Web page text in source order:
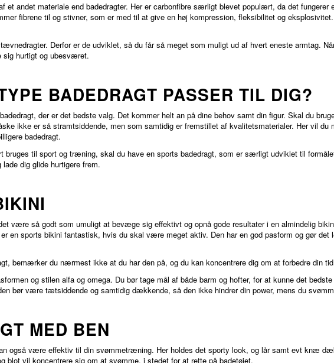
et andet materiale end badedragter. Her er carbonfibre særligt blevet populært, da det
fibrene til og stivner, som er med til at give en høj kompression, fleksibilitet og
Derfor er de udviklet, så du får så meget som muligt ud af hvert eneste armtag.
hurtigt og ubesværet.
BADEDRAGT PASSER TIL DIG?
der er det bedste valg. Det kommer helt an på dine behov samt din figur. Skal du
ikke er så stramtsiddende, men som samtidig er fremstillet af kvalitetsmaterialer. Her vil
badedragt.
bruges til sport og træning, skal du have en sports badedragt, som er særligt udviklet til
dig glide hurtigere frem.
være så godt som umuligt at bevæge sig effektivt og opnå gode resultater i en almindelig
en sports bikini fantastisk, hvis du skal være meget aktiv. Den har en god pasform og gør
bemærker du nærmest ikke at du har den på, og du kan koncentrere dig om at forbedre din
og stilen alfa og omega. Du bør tage mål af både barm og hofter, for at kunne det
bør være tætsiddende og samtidig dækkende, så den ikke hindrer din power, mens du
MED BEN
også være effektiv til din svømmetræning. Her holdes det sporty look, og lår samt evt knæ
blot vil koncentrere sig om at svømme, i stedet for at rette på badetøjet.